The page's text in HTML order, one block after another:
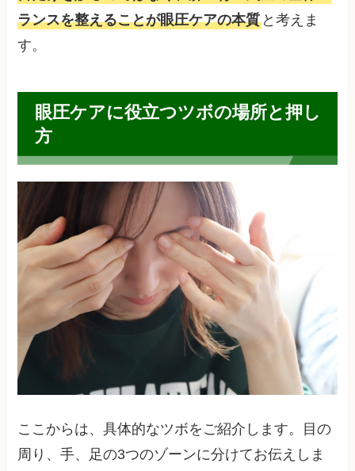
ランスを整えることが眼圧ケアの本質 と考えま
す。
眼圧ケアに役立つツボの場所と押し
方
ここからは、具体的なツボをご紹介します。目の
周り、手、足の3つのゾーンに分けてお伝えしま